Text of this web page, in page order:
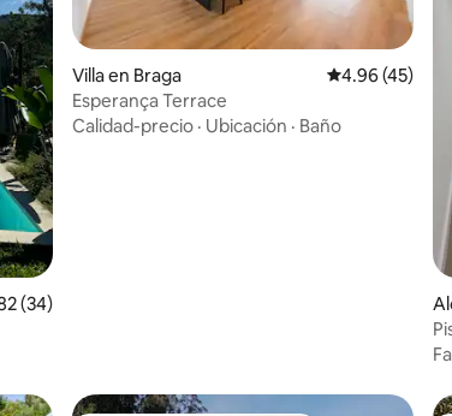
promedio: 4.82 de 5, 34 reseñas
(34)
Villa en Braga Calificación
4.96 (45)
Esperança Terrace
Calidad-precio · Ubicación · Baño